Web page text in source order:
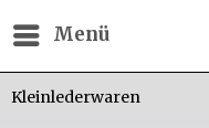
Menü
Kleinlederwaren